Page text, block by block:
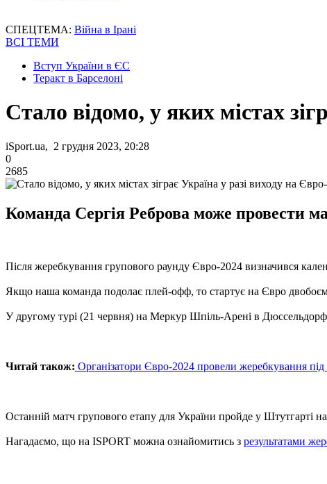
СПЕЦТЕМА: Війна в Ірані
ВСІ ТЕМИ
Вступ України в ЄС
Теракт в Барселоні
Стало відомо, у яких містах
iSport.ua, 2 грудня 2023, 20:28
0
2685
Команда Сергія Реброва може провести
Після жеребкування групового раунду Євро-2024 визначився
Якщо наша команда подолає плей-офф, то стартує на Євро
У другому турі (21 червня) на Меркур Шпіль-Арені в
Читай також: Організатори Євро-2024 провели жеребкування
Останній матч групового етапу для України пройде у Штутгарті
Нагадаємо, що на ISPORT можна ознайомитись з результатами